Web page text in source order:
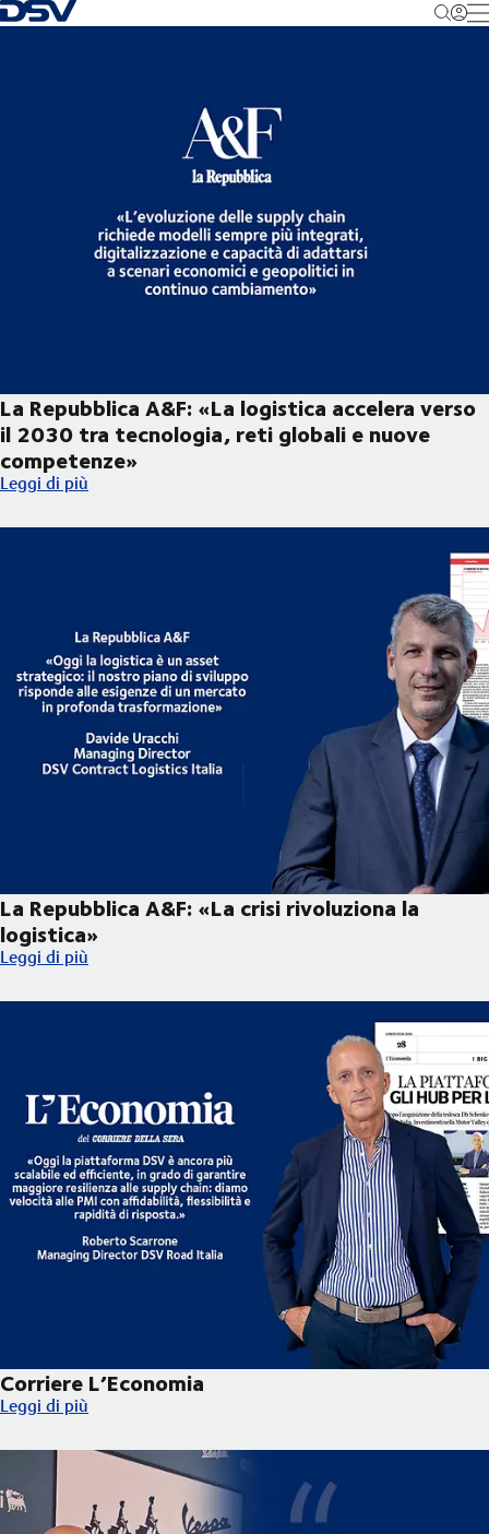
Torna alla pagina iniziale
La Repubblica A&F: «La logistica accelera verso
il 2030 tra tecnologia, reti globali e nuove
competenze»
La Repubblica A&F: «La logistica accelera verso il 2030 tra
Leggi di più
La Repubblica A&F: «La crisi rivoluziona la
logistica»
La Repubblica A&F: «La crisi rivoluziona la logistica»
Leggi di più
Corriere L’Economia
Corriere L’Economia
Leggi di più